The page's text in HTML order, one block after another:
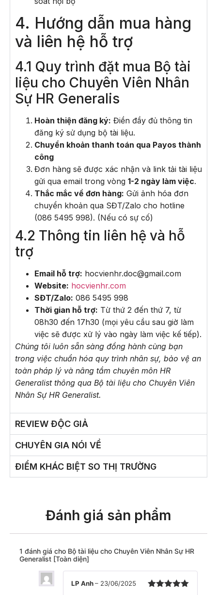
4. Hướng dẫn mua hàng
và liên hệ hỗ trợ
4.1 Quy trình đặt mua Bộ tài
liệu cho Chuyên Viên Nhân
Sự HR Generalis
Hoàn thiện đăng ký: Điền đầy đủ thông tin
đăng ký sử dụng bộ tài liệu.
Chuyển khoản thanh toán qua Payos thành
công
Đơn hàng sẽ được xác nhận và link tải tài liệu
gửi qua email trong vòng 1-2 ngày làm việc.
Thắc mắc về đơn hàng: Gửi ảnh hóa đơn
chuyển khoản qua SĐT/Zalo cho hotline
(086 5495 998). (Nếu có sự cố)
4.2 Thông tin liên hệ và hỗ
trợ
Email hỗ trợ: hocvienhr.doc@gmail.com
Website: hocvienhr.com
SĐT/Zalo: 086 5495 998
Thời gian hỗ trợ: Từ thứ 2 đến thứ 7, từ
08h30 đến 17h30 (mọi yêu cầu sau giờ làm
việc sẽ được xử lý vào ngày làm việc kế tiếp).
Chúng tôi luôn sẵn sàng đồng hành cùng bạn
trong việc chuẩn hóa quy trình nhân sự, bảo vệ an
toàn pháp lý và nâng tầm chuyên môn HR
Generalist thông qua Bộ tài liệu cho Chuyên Viên
Nhân Sự HR Generalist.
REVIEW ĐỘC GIẢ
CHUYÊN GIA NÓI VỀ
ĐIỂM KHÁC BIỆT SO THỊ TRƯỜNG
Đánh giá sản phẩm
1 đánh giá cho Bộ tài liệu cho Chuyên Viên Nhân Sự HR
Generalist [Toàn diện]
LP Anh– 23/06/2025